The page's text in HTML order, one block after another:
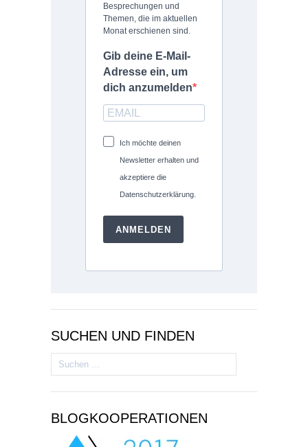
Besprechungen und
Themen, die im aktuellen
Monat erschienen sind.
Gib deine E-Mail-
Adresse ein, um
dich anzumelden
Ich möchte deinen
Newsletter erhalten und
akzeptiere die
Datenschutzerklärung.
ANMELDEN
SUCHEN UND FINDEN
Suchen
nach:
BLOGKOOPERATIONEN